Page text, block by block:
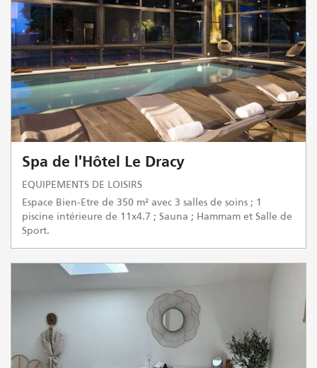
Spa de l'Hôtel Le Dracy
EQUIPEMENTS DE LOISIRS
Espace Bien-Etre de 350 m² avec 3 salles de soins ; 1
piscine intérieure de 11x4.7 ; Sauna ; Hammam et Salle de
Sport.